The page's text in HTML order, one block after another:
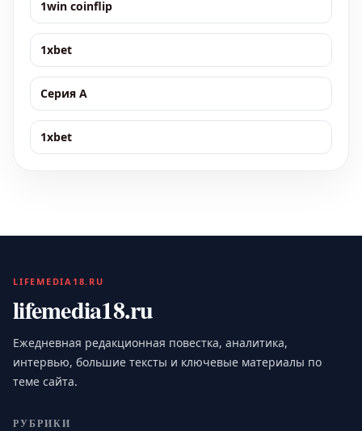
1win coinflip
1xbet
Серия А
1xbet
LIFEMEDIA18.RU
lifemedia18.ru
Ежедневная редакционная повестка, аналитика,
интервью, большие тексты и ключевые материалы по
теме сайта.
РУБРИКИ